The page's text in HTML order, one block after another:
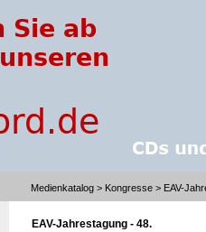
Medienkatalog > Kongresse > EAV-
EAV-Jahrestagung - 48.